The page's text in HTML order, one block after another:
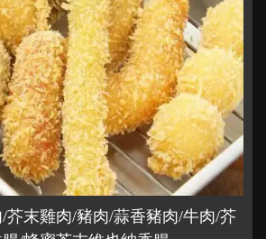
芥末雞肉/豬肉/蒜香豬肉/牛肉/芥